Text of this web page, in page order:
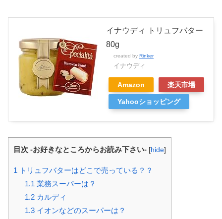
イナウディ トリュフバター
80g
created by Rinker
イナウディ
Amazon 楽天市場
Yahooショッピング
目次 -お好きなところからお読み下さい- [hide]
1 トリュフバターはどこで売っている？？
1.1 業務スーパーは？
1.2カルディ
1.3イオンなどのスーパーは？